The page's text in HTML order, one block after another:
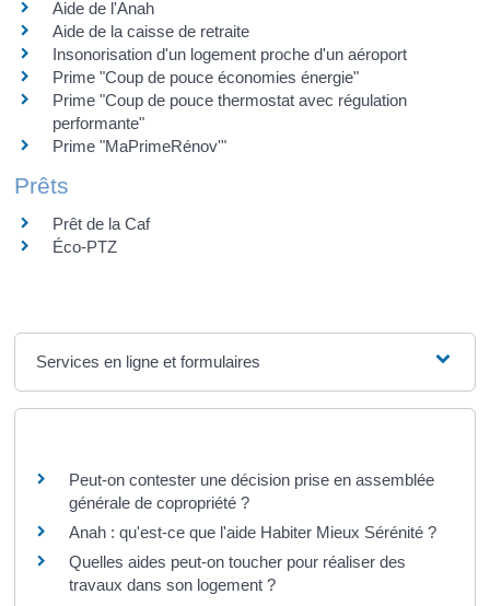
Aide de l'Anah
Aide de la caisse de retraite
Insonorisation d'un logement proche d'un aéroport
Prime "Coup de pouce économies énergie"
Prime "Coup de pouce thermostat avec régulation
performante"
Prime "MaPrimeRénov'"
Prêts
Prêt de la Caf
Éco-PTZ
Services en ligne et formulaires
Peut-on contester une décision prise en assemblée
générale de copropriété ?
Anah : qu'est-ce que l'aide Habiter Mieux Sérénité ?
Quelles aides peut-on toucher pour réaliser des
travaux dans son logement ?